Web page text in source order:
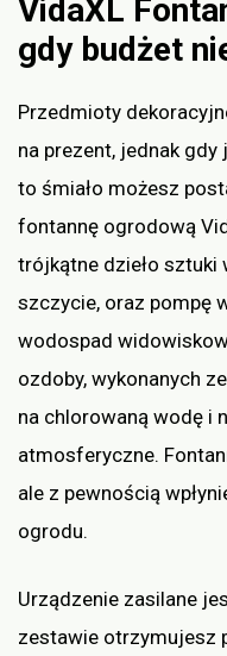
VidaXL
gdy budżet
Przedmioty
na prezent, jednak
to śmiało możesz
fontannę ogrodową
trójkątne dzieło sztuki
szczycie, oraz pompę
wodospad
ozdoby, wykonanych
na chlorowaną wodę i
atmosferyczne.
ale z pewnością
ogrodu.
Urządzenie zasilane
zestawie otrzymujesz